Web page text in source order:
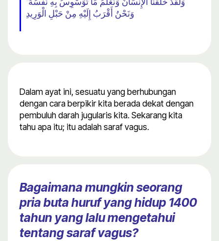
وَنَحْنُ أَقْرَبُ إِلَيْهِ مِنْ حَبْلِ الْوَرِيدِ
Dalam ayat ini, sesuatu yang berhubungan
dengan cara berpikir kita berada dekat dengan
pembuluh darah jugularis kita. Sekarang kita
tahu apa itu; itu adalah saraf vagus.
Bagaimana mungkin seorang
pria buta huruf yang hidup 1400
tahun yang lalu mengetahui
tentang saraf vagus?